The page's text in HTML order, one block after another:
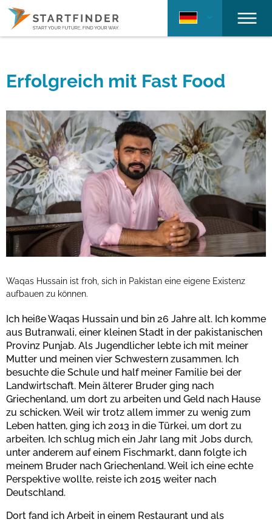
Erfolgreich mit Fast Food
Waqas Hussain ist froh, sich in Pakistan eine eigene Existenz
aufbauen zu können.
Ich heiße Waqas Hussain und bin 26 Jahre alt. Ich komme
aus Butranwali, einer kleinen Stadt in der pakistanischen
Provinz Punjab. Als Jugendlicher lebte ich mit meiner
Mutter und meinen vier Schwestern zusammen. Ich
besuchte die Schule und half meiner Familie bei der
Landwirtschaft. Mein älterer Bruder ging nach
Griechenland, um dort zu arbeiten und Geld nach Hause
zu schicken. Weil wir trotz allem immer zu wenig zum
Leben hatten, ging ich 2013 in die Türkei, um dort zu
arbeiten. Ich schlug mich ein Jahr lang mit Jobs durch,
unter anderem auf einem Fischmarkt, dann folgte ich
meinem Bruder nach Griechenland. Weil ich eine echte
Perspektive wollte, reiste ich 2015 weiter nach
Deutschland.
Dort fand ich Arbeit in einem Restaurant und als